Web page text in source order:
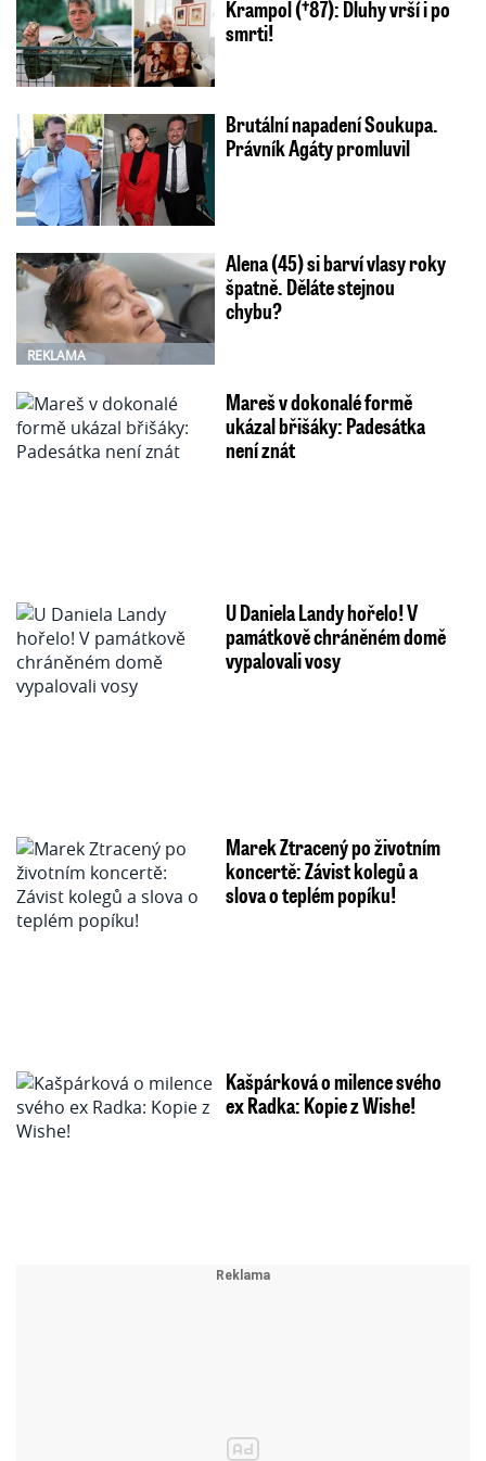
Krampol (†87): Dluhy vrší i po
smrti!
Brutální napadení Soukupa.
Právník Agáty promluvil
REKLAMA
Alena (45) si barví vlasy roky
špatně. Děláte stejnou
chybu?
Mareš v dokonalé formě
ukázal břišáky: Padesátka
není znát
U Daniela Landy hořelo! V
památkově chráněném domě
vypalovali vosy
Marek Ztracený po životním
koncertě: Závist kolegů a
slova o teplém popíku!
Kašpárková o milence svého
ex Radka: Kopie z Wishe!